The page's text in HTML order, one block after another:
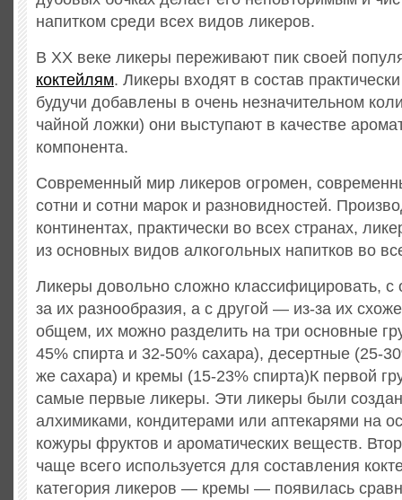
напитком среди всех видов ликеров.
В XX веке ликеры переживают пик своей
коктейлям. Ликеры входят в состав
будучи добавлены в очень незначительном
чайной ложки) они выступают в качестве
компонента.
Современный мир ликеров огромен,
сотни и сотни марок и разновидностей.
континентах, практически во всех странах,
из основных видов алкогольных напитков во
Ликеры довольно сложно классифицировать, с
за их разнообразия, а с другой — из-за их
общем, их можно разделить на три основные
45% спирта и 32-50% сахара), десертные (25-
же сахара) и кремы (15-23% спирта)К первой
самые первые ликеры. Эти ликеры были
алхимиками, кондитерами или аптекарями на
кожуры фруктов и ароматических веществ.
чаще всего используется для составления
категория ликеров — кремы — появилась